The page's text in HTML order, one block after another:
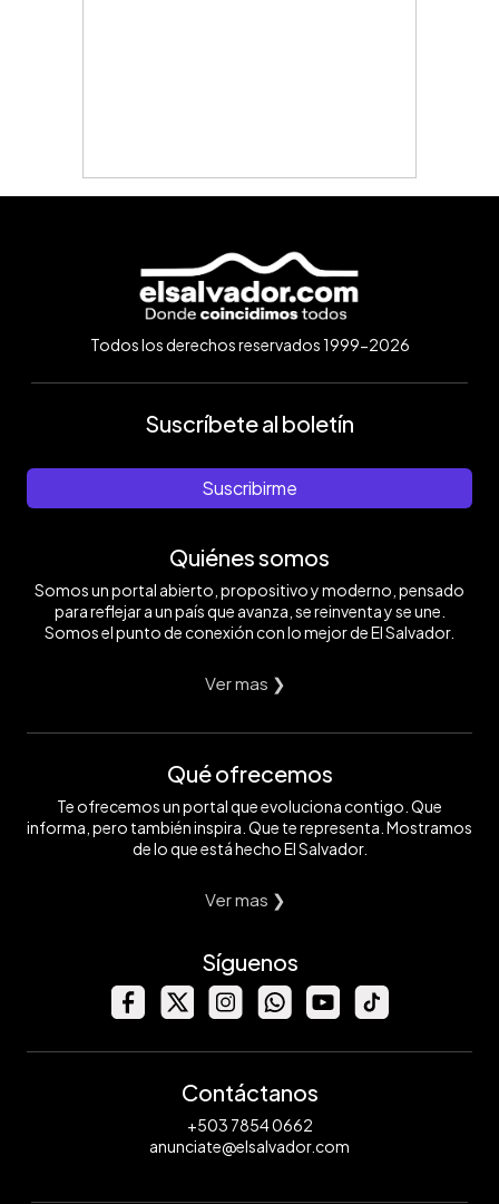
Todos los derechos reservados 1999-2026
Suscríbete al boletín
Suscribirme
Quiénes somos
Somos un portal abierto, propositivo y moderno, pensado
para reflejar a un país que avanza, se reinventa y se une.
Somos el punto de conexión con lo mejor de El Salvador.
Ver mas ❯
Qué ofrecemos
Te ofrecemos un portal que evoluciona contigo. Que
informa, pero también inspira. Que te representa. Mostramos
de lo que está hecho El Salvador.
Ver mas ❯
Síguenos
Contáctanos
+503 7854 0662
anunciate@elsalvador.com